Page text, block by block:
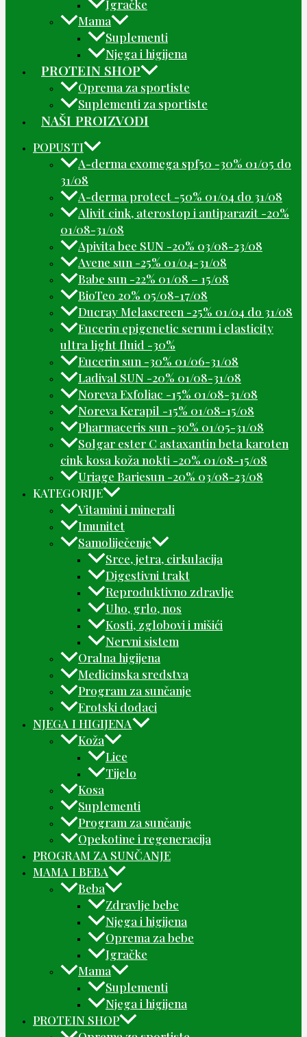
Igračke
Mama
Suplementi
Njega i higijena
PROTEIN SHOP
Oprema za sportiste
Suplementi za sportiste
NAŠI PROIZVODI
POPUSTI
A-derma exomega spf50 -30% 01/05 do
31/08
A-derma protect -50% 01/04 do 31/08
Alivit cink, aterostop i antiparazit -20%
01/08-31/08
Apivita bee SUN -20% 03/08-23/08
Avene sun -25% 01/04-31/08
Babe sun -22% 01/08 – 15/08
BioTeo 20% 05/08-17/08
Ducray Melascreen -25% 01/04 do 31/08
Eucerin epigenetic serum i elasticity
ultra light fluid -30%
Eucerin sun -30% 01/06-31/08
Ladival SUN -20% 01/08-31/08
Noreva Exfoliac -15% 01/08-31/08
Noreva Kerapil -15% 01/08-15/08
Pharmaceris sun -30% 01/05-31/08
Solgar ester C astaxantin beta karoten
cink kosa koža nokti -20% 01/08-15/08
Uriage Bariesun -20% 03/08-23/08
KATEGORIJE
Vitamini i minerali
Imunitet
Samoliječenje
Srce, jetra, cirkulacija
Digestivni trakt
Reproduktivno zdravlje
Uho, grlo, nos
Kosti, zglobovi i mišići
Nervni sistem
Oralna higijena
Medicinska sredstva
Program za sunčanje
Erotski dodaci
NJEGA I HIGIJENA
Koža
Lice
Tijelo
Kosa
Suplementi
Program za sunčanje
Opekotine i regeneracija
PROGRAM ZA SUNČANJE
MAMA I BEBA
Beba
Zdravlje bebe
Njega i higijena
Oprema za bebe
Igračke
Mama
Suplementi
Njega i higijena
PROTEIN SHOP